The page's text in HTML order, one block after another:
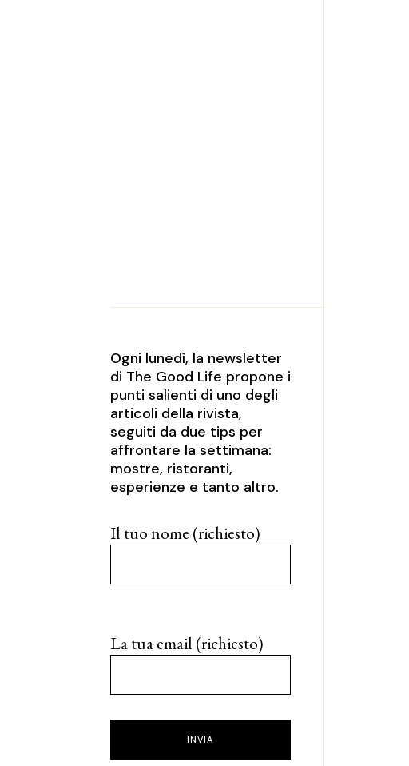
Ogni lunedì, la newsletter
di The Good Life propone i
punti salienti di uno degli
articoli della rivista,
seguiti da due tips per
affrontare la settimana:
mostre, ristoranti,
esperienze e tanto altro.
Il tuo nome (richiesto)
La tua email (richiesto)
INVIA